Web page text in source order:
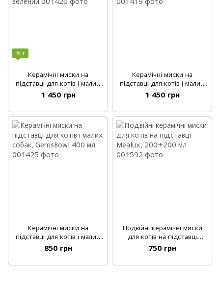
Хіт
Керамічні миски на
підставці для котів і малих
собак, GloDine, колір
зелений
1 450 грн
Керамічні миски на
підставці для котів і малих
собак, GloDine, колір білий
1 450 грн
Керамічні миски на
підставці для котів і малих
собак, GemsBowl 400 мл
850 грн
Подвійні керамічні миски
для котів на підставці
Mealux, 200+200 мл
750 грн